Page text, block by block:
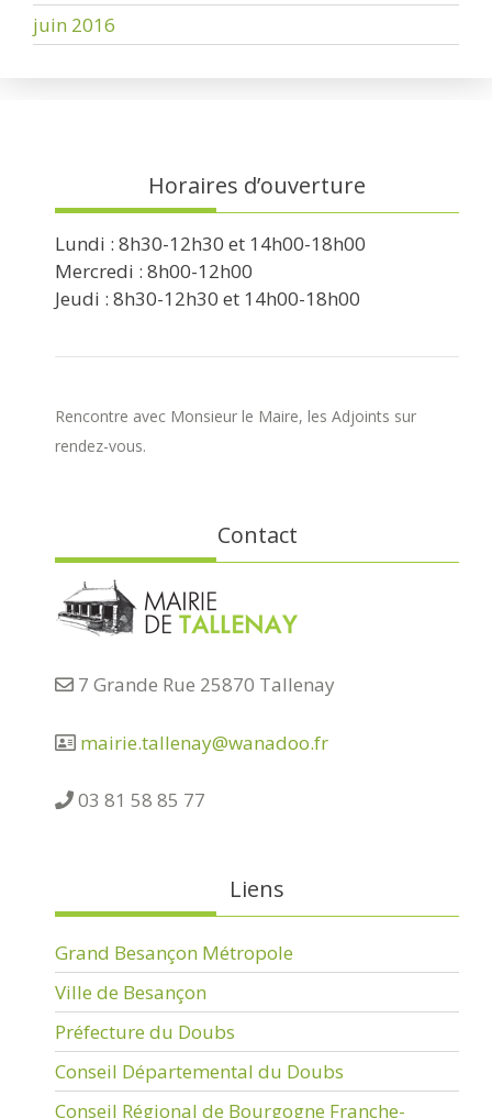
juin 2016
Horaires d’ouverture
Lundi : 8h30-12h30 et 14h00-18h00
Mercredi : 8h00-12h00
Jeudi : 8h30-12h30 et 14h00-18h00
Rencontre avec Monsieur le Maire, les Adjoints sur
rendez-vous.
Contact
7 Grande Rue 25870 Tallenay
mairie.tallenay@wanadoo.fr
03 81 58 85 77
Liens
Grand Besançon Métropole
Ville de Besançon
Préfecture du Doubs
Conseil Départemental du Doubs
Conseil Régional de Bourgogne Franche-